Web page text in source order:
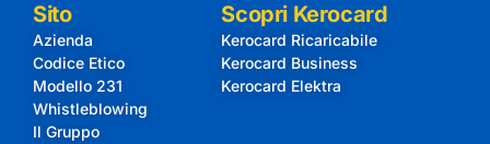
Sito
Azienda
Codice Etico
Modello 231
Whistleblowing
Il Gruppo
Scopri Kerocard
Kerocard Ricaricabile
Kerocard Business
Kerocard Elektra